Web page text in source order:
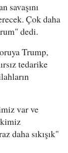
savaşını
Çok daha
dedi.
Trump,
tedarike
var ve
daha sıkışık"